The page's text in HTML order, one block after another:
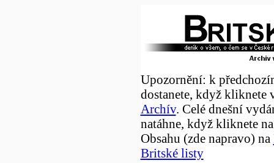
Upozornění: k
dostanete, když kliknete
Archív. Celé dnešní
natáhne, když kliknete
Obsahu (zde napravo) na
Britské listy